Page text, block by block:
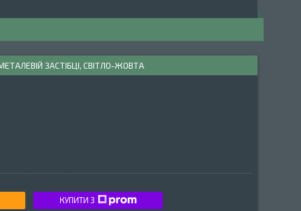
ЗАСТІБЦІ, СВІТЛО-ЖОВТА
КУПИТИ З